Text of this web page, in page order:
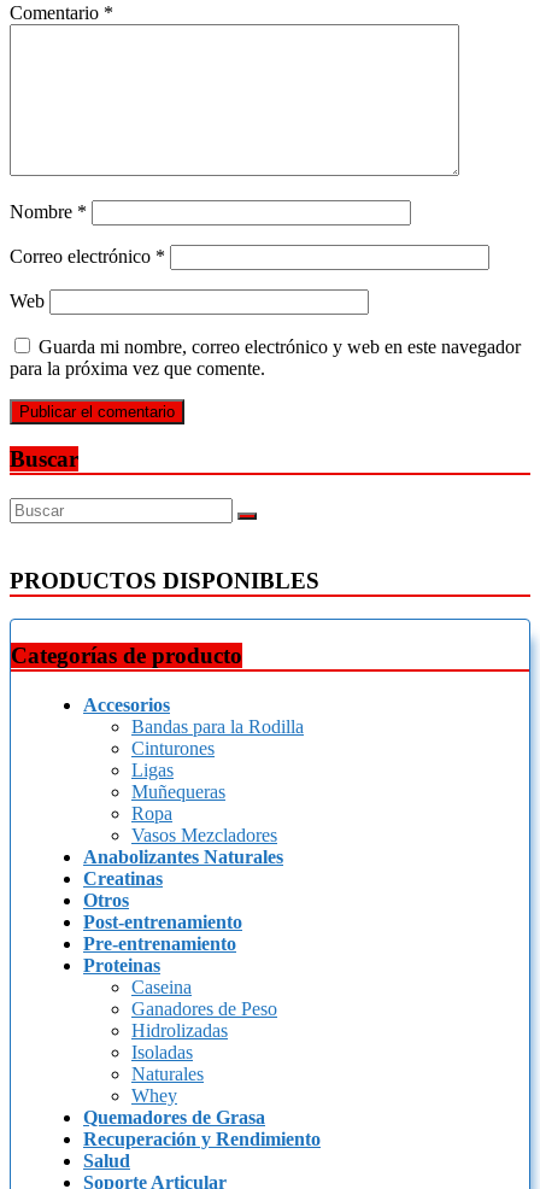
Comentario *
Nombre *
Correo electrónico *
Web
Guarda mi nombre, correo electrónico y web en este navegador
para la próxima vez que comente.
Buscar
PRODUCTOS DISPONIBLES
Categorías de producto
Accesorios
Bandas para la Rodilla
Cinturones
Ligas
Muñequeras
Ropa
Vasos Mezcladores
Anabolizantes Naturales
Creatinas
Otros
Post-entrenamiento
Pre-entrenamiento
Proteinas
Caseina
Ganadores de Peso
Hidrolizadas
Isoladas
Naturales
Whey
Quemadores de Grasa
Recuperación y Rendimiento
Salud
Soporte Articular